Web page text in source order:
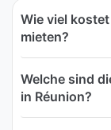
Wie viel
mieten?
Welche sind
in Réunion?